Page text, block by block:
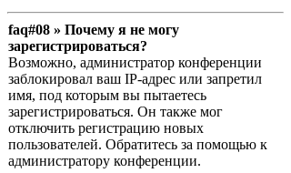
faq#08 » Почему я не могу
зарегистрироваться?
Возможно, администратор конференции
заблокировал ваш IP-адрес или запретил
имя, под которым вы пытаетесь
зарегистрироваться. Он также мог
отключить регистрацию новых
пользователей. Обратитесь за помощью к
администратору конференции.